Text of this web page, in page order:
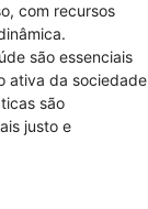
com recursos
são essenciais
ativa da sociedade
são
justo e